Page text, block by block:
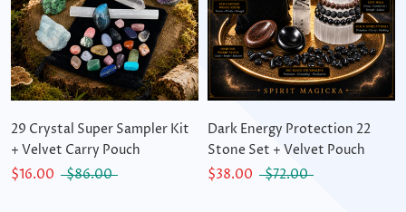
29 Crystal Super Sampler Kit
+ Velvet Carry Pouch
$16.00
$86.00
Dark Energy Protection 22
Stone Set + Velvet Pouch
$38.00
$72.00